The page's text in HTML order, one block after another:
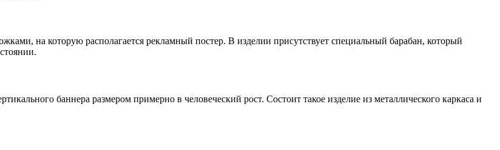
на которую располагается рекламный постер. В изделии присутствует специальный барабан, который
баннера размером примерно в человеческий рост. Состоит такое изделие из металлического каркаса и